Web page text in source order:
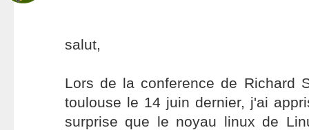
salut,
Lors de la conference de Richard
toulouse le 14 juin dernier, j'ai
surprise que le noyau linux de